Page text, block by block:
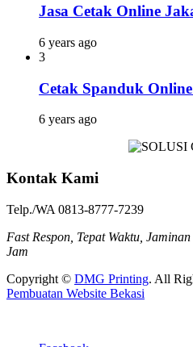
Jasa Cetak Online
6 years ago
3
Cetak Spanduk
6 years ago
Kontak Kami
Telp./WA 0813-8777-7239
Fast Respon, Tepat Waktu,
Jam
Copyright © DMG Printing. All
Pembuatan Website Bekasi